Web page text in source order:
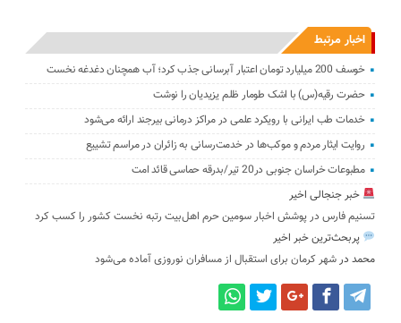
اخبار مرتبط
خوسف 200 میلیارد تومان اعتبار آبرسانی جذب کرد؛ آب همچنان دغدغه نخست
حضرت رقیه(س) با اشک طومار ظلم یزیدیان را نوشت
خدمات طب ایرانی با رویکرد علمی در مراکز درمانی بیرجند ارائه می‌شود
روایت ایثار مردم و موکب‌ها در خدمت‌رسانی به زائران در مراسم تشییع
مطبوعات خراسان جنوبی در20 تیر/بدرقه حماسی قائد امت
خبر جنجالی اخیر
تسنیم فارس در پوشش اخبار سومین حرم اهل‌بیت رتبه نخست کشور را کسب کرد
پربحث‌ترین خبر اخیر
محمد درشهر کرمان برای استقبال از مسافران نوروزی آماده می‌شود